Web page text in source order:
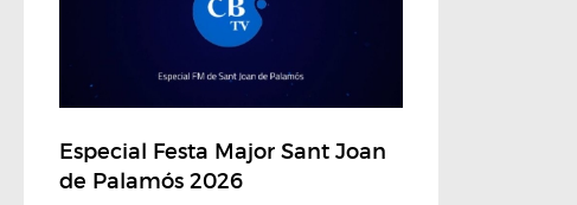
Especial Festa Major Sant Joan
de Palamós 2026